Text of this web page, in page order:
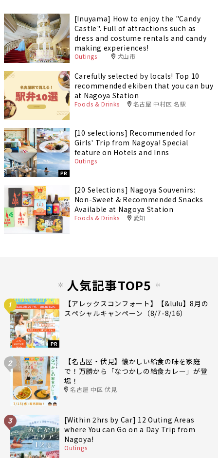
[Inuyama] How to enjoy the "Candy
Castle". Full of attractions such as
dress and costume rentals and candy
making experiences!
Outings 犬山市
Carefully selected by locals! Top 10
recommended ekiben that you can buy
at Nagoya Station
Foods & Drinks 名古屋 中村区 名駅
PR
[10 selections] Recommended for
Girls' Trip from Nagoya! Special
feature on Hotels and Inns
Outings
[20 Selections] Nagoya Souvenirs:
Non-Sweet & Recommended Snacks
Available at Nagoya Station
Foods & Drinks 愛知
人気記事TOP5
1
PR
【アレックスコンフォート】【&lulu】8月の
スペシャルキャンペーン（8/7-8/16）
2
【名古屋・伏見】懐かしい給食の味を家庭
で！万勝から「なつかしの給食カレー」が登
場！
名古屋 中区 伏見
3
[Within 2hrs by Car] 12 Outing Areas
where You can Go on a Day Trip from
Nagoya!
Outings